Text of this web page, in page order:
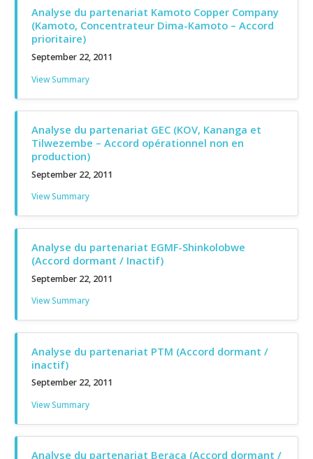
Analyse du partenariat Kamoto Copper Company
(Kamoto, Concentrateur Dima-Kamoto – Accord
prioritaire)
September 22, 2011
View Summary
Analyse du partenariat GEC (KOV, Kananga et
Tilwezembe – Accord opérationnel non en
production)
September 22, 2011
View Summary
Analyse du partenariat EGMF-Shinkolobwe
(Accord dormant / Inactif)
September 22, 2011
View Summary
Analyse du partenariat PTM (Accord dormant /
inactif)
September 22, 2011
View Summary
Analyse du partenariat Beraca (Accord dormant /